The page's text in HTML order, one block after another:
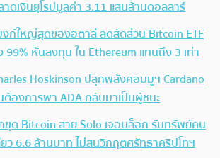
ดเงินยุโรปมูลค่า 3.11 แสนล้านดอลลาร์
งก์ใหญ่สุดของอิตาลี ลดสัดส่วน Bitcoin ETF
99% หันลงทุน ใน Ethereum แทนถึง 3 เท่า
Hoskinson ปลุกพลังคอมมูฯ Cardano
ต้องการพา ADA กลับมาเป็นผู้ชนะ
ขุด Bitcoin สาย Solo เจอบล็อก รับทรัพย์คน
ว 6.6 ล้านบาท ไม่สนวิกฤตศรัทธาคริปโทฯ